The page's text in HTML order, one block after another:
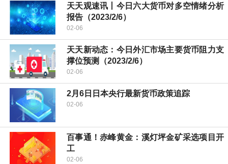
天天观速讯丨今日六大货币对多空情绪分析
报告（2023/2/6）
02-06
天天新动态：今日外汇市场主要货币阻力支
撑位预测（2023/2/6）
02-06
2月6日日本央行最新货币政策追踪
02-06
百事通！赤峰黄金：溪灯坪金矿采选项目开
工
02-06